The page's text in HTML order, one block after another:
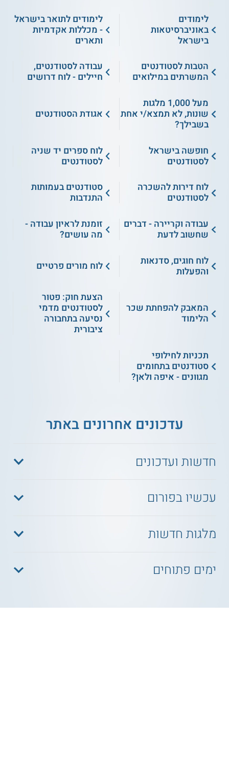
לימודים
באוניברסיטאות
בישראל
לימודים לתואר בישראל
- מכללות אקדמיות
ותארים
הטבות לסטודנטים
המשרתים במילואים
עבודה לסטודנטים,
חיילים - לוח דרושים
מעל 1,000 מלגות
שונות, לא תמצא/י אחת
בשבילך?
אגודת הסטודנטים
חופשה בישראל
לסטודנטים
לוח ספרים יד שניה
לסטודנטים
לוח דירות להשכרה
לסטודנטים
סטודנטים בעמותות
התנדבות
עבודה וקריירה - דברים
שחשוב לדעת
זומנת לראיון עבודה -
מה עושים?
לוח חוגים, סדנאות
והפעלות
לוח מורים פרטיים
המאבק להפחתת שכר
הלימוד
הצעת חוק: פטור
לסטודנטים מדמי
נסיעה בתחבורה
ציבורית
תכניות לחילופי
סטודנטים בתחומים
מגוונים - איפה ולאן?
עדכונים אחרונים באתר
חדשות ועדכונים
עכשיו בפורום
מלגות חדשות
ימים פתוחים